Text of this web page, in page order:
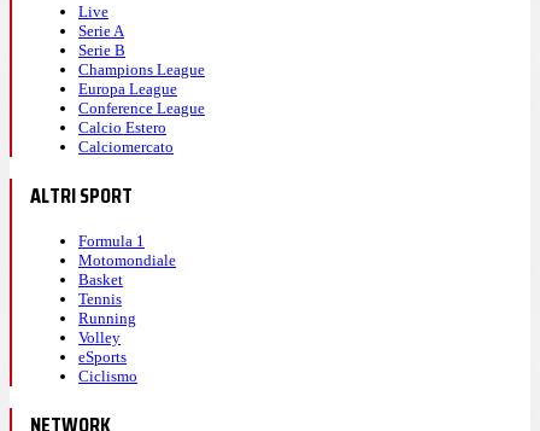
Live
Serie A
Serie B
Champions League
Europa League
Conference League
Calcio Estero
Calciomercato
ALTRI SPORT
Formula 1
Motomondiale
Basket
Tennis
Running
Volley
eSports
Ciclismo